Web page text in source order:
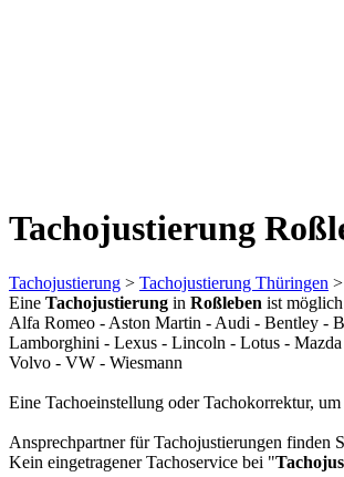
Tachojustierung
Tachojustierung > Tachojustierung Thüringen
Eine Tachojustierung in Roßleben ist
Alfa Romeo - Aston Martin - Audi - Bentley -
Lamborghini - Lexus - Lincoln - Lotus -
Volvo - VW - Wiesmann
Eine Tachoeinstellung oder Tachokorrektur,
Ansprechpartner für Tachojustierungen finden
Kein eingetragener Tachoservice bei "